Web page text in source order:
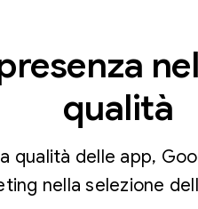
qualità
qualità delle app,
nella selezione